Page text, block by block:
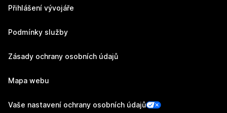
Přihlášení vývojáře
Podmínky služby
Zásady ochrany osobních údajů
Mapa webu
Vaše nastavení ochrany osobních údajů